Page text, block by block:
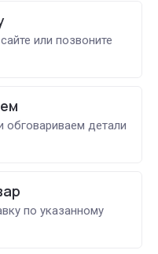
или позвоните
обговариваем детали
по указанному